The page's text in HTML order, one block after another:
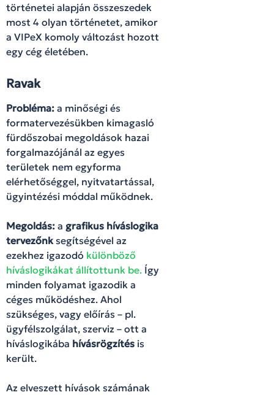
történetei alapján összeszedek
most 4 olyan történetet, amikor
a VIPeX komoly változást hozott
egy cég életében.
Ravak
Probléma: a minőségi és
formatervezésükben kimagasló
fürdőszobai megoldások hazai
forgalmazójánál az egyes
területek nem egyforma
elérhetőséggel, nyitvatartással,
ügyintézési móddal működnek.
Megoldás: a grafikus híváslogika
tervezőnk segítségével az
ezekhez igazodó különböző
híváslogikákat állítottunk be. Így
minden folyamat igazodik a
céges működéshez. Ahol
szükséges, vagy előírás – pl.
ügyfélszolgálat, szerviz – ott a
híváslogikába hívásrögzítés is
került.
Az elveszett hívások számának